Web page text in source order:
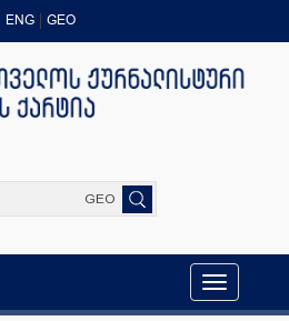
ENG GEO
GEO
Toggle
navigation